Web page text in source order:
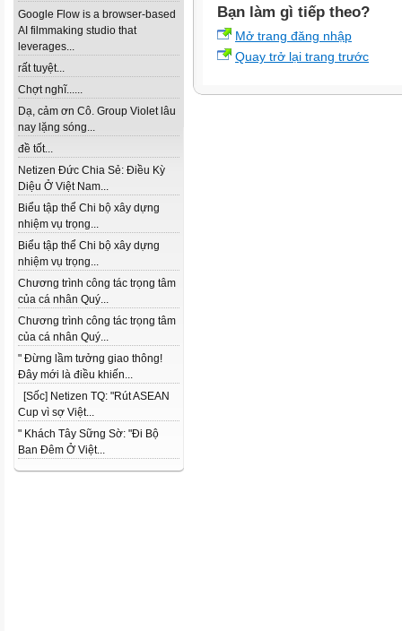
Google Flow is a browser-based
AI filmmaking studio that
leverages...
rất tuyệt...
Chợt nghĩ......
Dạ, cảm ơn Cô. Group Violet lâu
nay lặng sóng...
đề tốt...
Netizen Đức Chia Sẻ: Điều Kỳ
Diệu Ở Việt Nam...
Biểu tập thể Chi bộ xây dựng
nhiệm vụ trọng...
Biểu tập thể Chi bộ xây dựng
nhiệm vụ trọng...
Chương trình công tác trọng tâm
của cá nhân Quý...
Chương trình công tác trọng tâm
của cá nhân Quý...
" Đừng lầm tưởng giao thông!
Đây mới là điều khiến...
[Sốc] Netizen TQ: "Rút ASEAN
Cup vì sợ Việt...
" Khách Tây Sững Sờ: "Đi Bộ
Ban Đêm Ở Việt...
Bạn làm gì tiếp theo?
Mở trang đăng nhập
Quay trở lại trang trước